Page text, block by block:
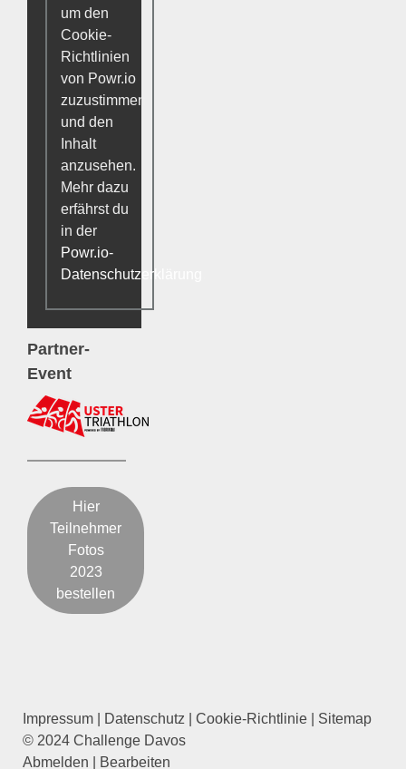
um den
Cookie-
Richtlinien
von Powr.io
zuzustimmen
und den
Inhalt
anzusehen.
Mehr dazu
erfährst du
in der
Powr.io-
Datenschutzerklärung
Partner-
Event
Hier
Teilnehmer
Fotos
2023
bestellen
Impressum Datenschutz Cookie-Richtlinie
Sitemap
© 2024 Challenge Davos
Abmelden
Bearbeiten